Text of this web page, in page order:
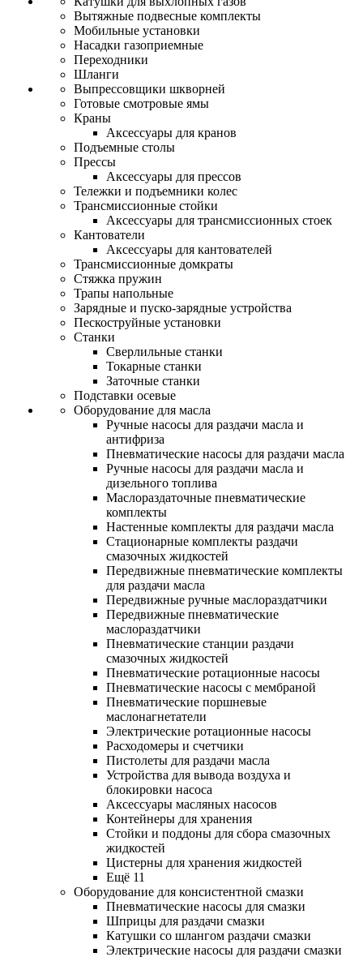
Вытяжные подвесные комплекты
Мобильные установки
Насадки газоприемные
Переходники
Шланги
Выпрессовщики шкворней
Готовые смотровые ямы
Краны
Аксессуары для кранов
Подъемные столы
Прессы
Аксессуары для прессов
Тележки и подъемники колес
Трансмиссионные стойки
Аксессуары для трансмиссионных стоек
Кантователи
Аксессуары для кантователей
Трансмиссионные домкраты
Стяжка пружин
Трапы напольные
Зарядные и пуско-зарядные устройства
Пескоструйные установки
Станки
Сверлильные станки
Токарные станки
Заточные станки
Подставки осевые
Оборудование для масла
Ручные насосы для раздачи масла и
антифриза
Пневматические насосы для раздачи масла
Ручные насосы для раздачи масла и
дизельного топлива
Маслораздаточные пневматические
комплекты
Настенные комплекты для раздачи масла
Стационарные комплекты раздачи
смазочных жидкостей
Передвижные пневматические комплекты
для раздачи масла
Передвижные ручные маслораздатчики
Передвижные пневматические
маслораздатчики
Пневматические станции раздачи
смазочных жидкостей
Пневматические ротационные насосы
Пневматические насосы с мембраной
Пневматические поршневые
маслонагнетатели
Электрические ротационные насосы
Расходомеры и счетчики
Пистолеты для раздачи масла
Устройства для вывода воздуха и
блокировки насоса
Аксессуары масляных насосов
Контейнеры для хранения
Стойки и поддоны для сбора смазочных
жидкостей
Цистерны для хранения жидкостей
Ещё 11
Оборудование для консистентной смазки
Пневматические насосы для смазки
Шприцы для раздачи смазки
Катушки со шлангом раздачи смазки
Электрические насосы для раздачи смазки